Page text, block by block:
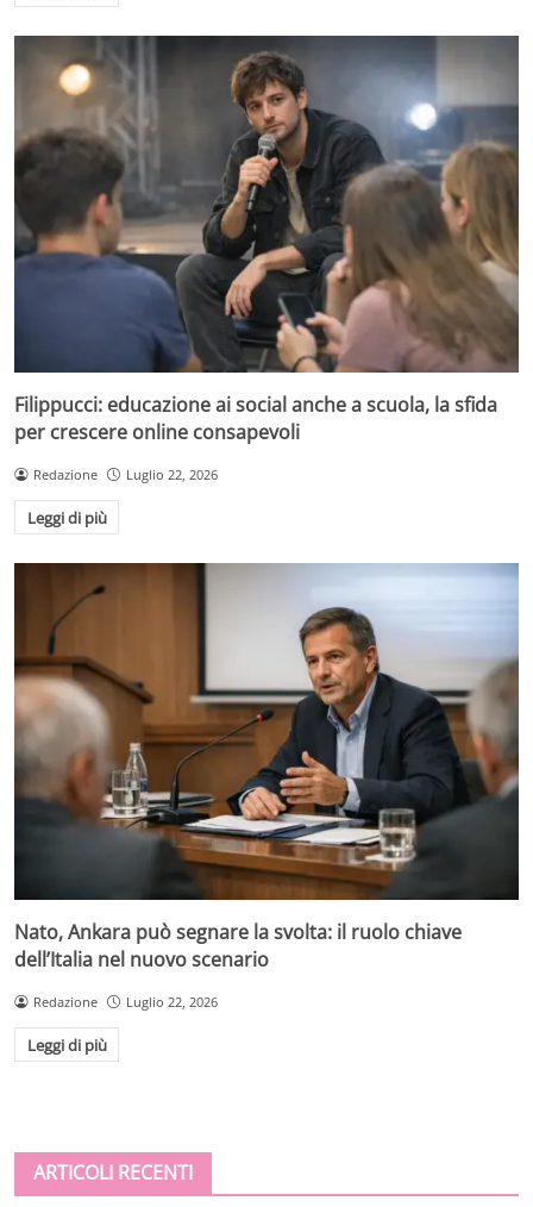
Filippucci: educazione ai social anche a scuola, la sfida
per crescere online consapevoli
Redazione Luglio 22, 2026
Leggi di più
Nato, Ankara può segnare la svolta: il ruolo chiave
dell’Italia nel nuovo scenario
Redazione Luglio 22, 2026
Leggi di più
ARTICOLI RECENTI